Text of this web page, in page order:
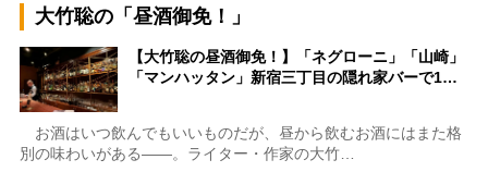
大竹聡の「昼酒御免！」
【大竹聡の昼酒御免！】「ネグローニ」「山崎」
「マンハッタン」新宿三丁目の隠れ家バーで1…
お酒はいつ飲んでもいいものだが、昼から飲むお酒にはまた格
別の味わいがある――。ライター・作家の大竹…